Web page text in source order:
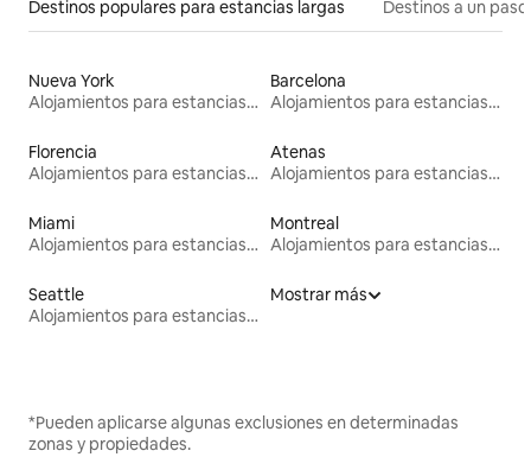
Destinos populares para estancias largas Destinos a un
Nueva York
Alojamientos para estancias largas
Barcelona
Alojamientos para estancias largas
Florencia
Alojamientos para estancias largas
Atenas
Alojamientos para estancias largas
Miami
Alojamientos para estancias largas
Montreal
Alojamientos para estancias largas
Seattle
Alojamientos para estancias largas
Mostrar más
*Pueden aplicarse algunas exclusiones en determinadas
zonas y propiedades.